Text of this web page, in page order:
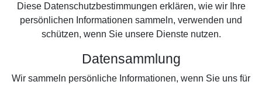
Diese Datenschutzbestimmungen erklären, wie wir Ihre
persönlichen Informationen sammeln, verwenden und
schützen, wenn Sie unsere Dienste nutzen.
Datensammlung
Wir sammeln persönliche Informationen, wenn Sie uns für